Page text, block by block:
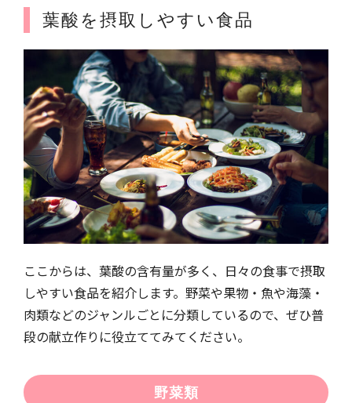
葉酸を摂取しやすい食品
ここからは、葉酸の含有量が多く、日々の食事で摂取
しやすい食品を紹介します。野菜や果物・魚や海藻・
肉類などのジャンルごとに分類しているので、ぜひ普
段の献立作りに役立ててみてください。
野菜類